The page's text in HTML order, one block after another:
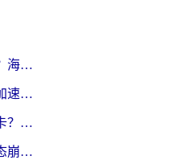
在欧洲打魔兽世界如何不卡？海外玩家的国服游戏加速终极攻略
国外玩国服英雄联盟用什么加速器好？海外党亲测有效的国服游戏加速指南
在非洲玩魔兽世界怀旧服总卡？别慌，这份指南帮你丝滑开荒
海外党必看：玩国服卡到心态崩？少女前线云图计划加速器免费推荐+碧蓝航线足球世界流畅攻略